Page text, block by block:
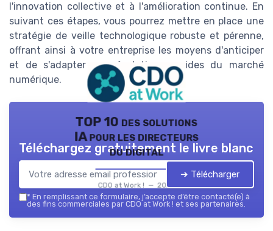
l'innovation collective et à l'amélioration continue. En
suivant ces étapes, vous pourrez mettre en place une
stratégie de veille technologique robuste et pérenne,
offrant ainsi à votre entreprise les moyens d'anticiper
et de s'adapter aux évolutions rapides du marché
numérique.
TOP 10 des solutions
IA pour les directeurs
du digital
CDO at Work ! — 2026
Téléchargez gratuitement le livre blanc
➔ Télécharger
* En remplissant ce formulaire, j’accepte d’être contacté(e) à
des fins commerciales par CDO at Work ! et ses partenaires.